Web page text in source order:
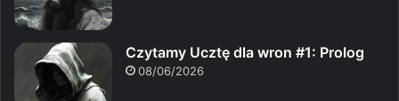
Czytamy Ucztę dla wron #1: Prolog
08/06/2026